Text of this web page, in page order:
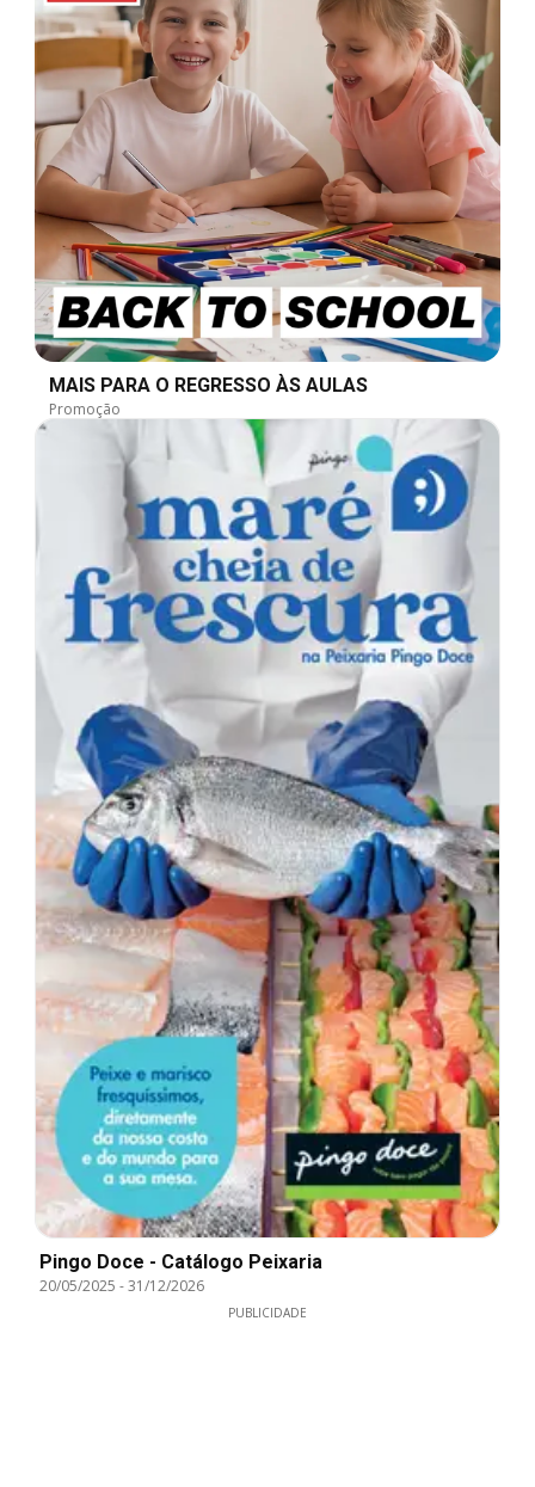
MAIS PARA O REGRESSO ÀS AULAS
Promoção
Pingo Doce - Catálogo Peixaria
20/05/2025 -31/12/2026
PUBLICIDADE